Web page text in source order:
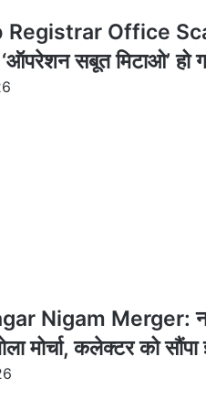
Office
‘ऑपरेशन सबूत मिटाओ’ हो
Nigam Merger:
मोर्चा, कलेक्टर को सौंपा